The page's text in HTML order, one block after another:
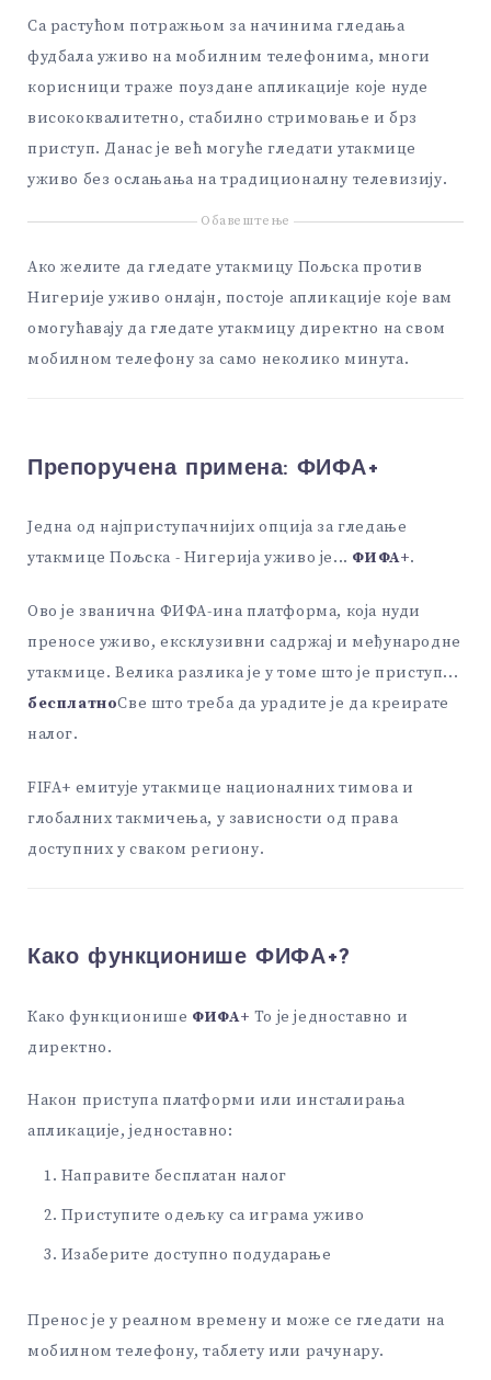
Са растућом потражњом за начинима гледања
фудбала уживо на мобилним телефонима, многи
корисници траже поуздане апликације које нуде
висококвалитетно, стабилно стримовање и брз
приступ. Данас је већ могуће гледати утакмице
уживо без ослањања на традиционалну телевизију.
Обавештење
Ако желите да гледате утакмицу Пољска против
Нигерије уживо онлајн, постоје апликације које вам
омогућавају да гледате утакмицу директно на свом
мобилном телефону за само неколико минута.
Препоручена примена: ФИФА+
Једна од најприступачнијих опција за гледање
утакмице Пољска - Нигерија уживо је... ФИФА+.
Ово је званична ФИФА-ина платформа, која нуди
преносе уживо, ексклузивни садржај и међународне
утакмице. Велика разлика је у томе што је приступ...
бесплатноСве што треба да урадите је да креирате
налог.
FIFA+ емитује утакмице националних тимова и
глобалних такмичења, у зависности од права
доступних у сваком региону.
Како функционише ФИФА+?
Како функционише ФИФА+ То је једноставно и
директно.
Након приступа платформи или инсталирања
апликације, једноставно:
Направите бесплатан налог
Приступите одељку са играма уживо
Изаберите доступно подударање
Пренос је у реалном времену и може се гледати на
мобилном телефону, таблету или рачунару.